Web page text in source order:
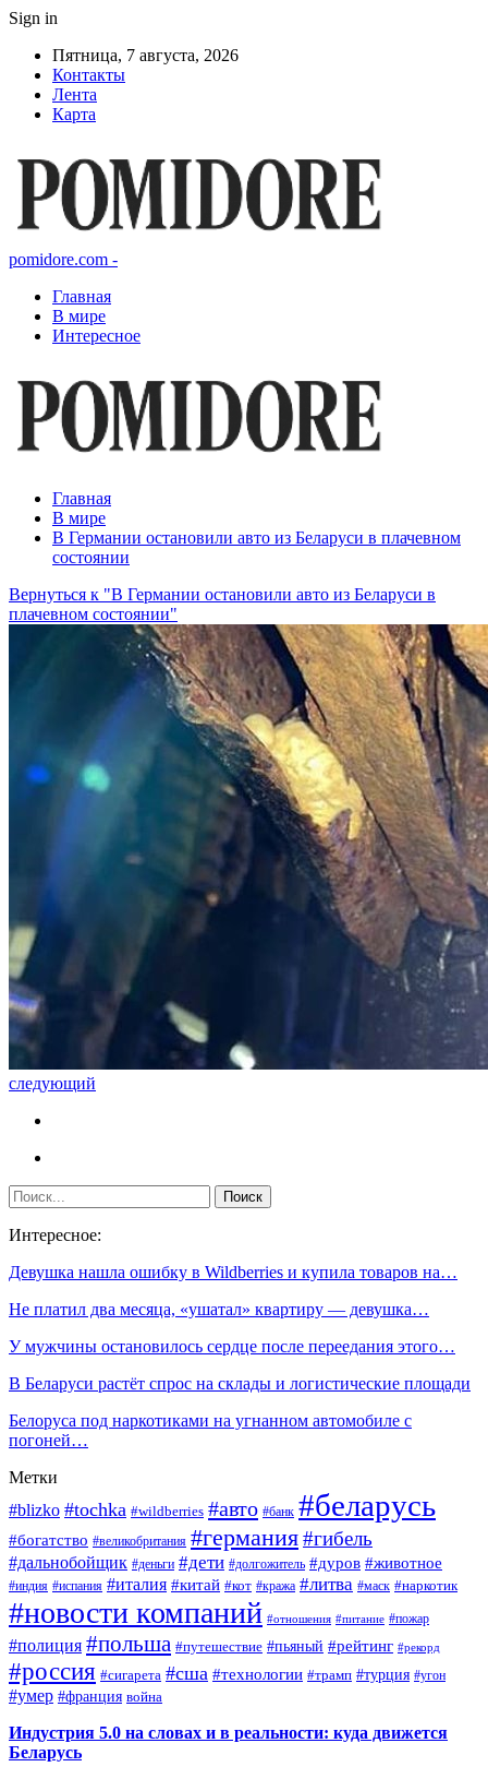
Sign in
Пятница, 7 августа, 2026
Контакты
Лента
Карта
pomidore.com -
Главная
В мире
Интересное
Главная
В мире
В Германии остановили авто из Беларуси в плачевном
состоянии
Вернуться к "В Германии остановили авто из Беларуси в
плачевном состоянии"
следующий
Интересное:
Девушка нашла ошибку в Wildberries и купила товаров на…
Не платил два месяца, «ушатал» квартиру — девушка…
У мужчины остановилось сердце после переедания этого…
В Беларуси растёт спрос на склады и логистические площади
Белоруса под наркотиками на угнанном автомобиле с
погоней…
Метки
#blizko #tochka #wildberries #авто #банк #беларусь
#богатство #великобритания #германия#гибель
#дальнобойщик #деньги #дети #долгожитель #дуров #животное
#индия #испания #италия #китай #кот #кража #литва #маск #наркотик
#новости компаний #отношения #питание #пожар
#полиция #польша #путешествие #пьяный #рейтинг #рекорд
#россия #сигарета #сша #технологии #трамп #турция #угон
#умер #франция война
Индустрия 5.0 на словах и в реальности: куда движется
Беларусь